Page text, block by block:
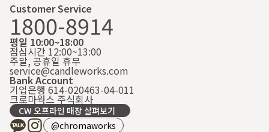
Customer Service
1800-8914
평일 10:00~18:00
점심시간 12:00~13:00
주말, 공휴일 휴무
service@candleworks.com
Bank Account
기업은행 614-020463-04-011
크로마웍스 주식회사
CW 오프라인 매장 살펴보기
@chromaworks